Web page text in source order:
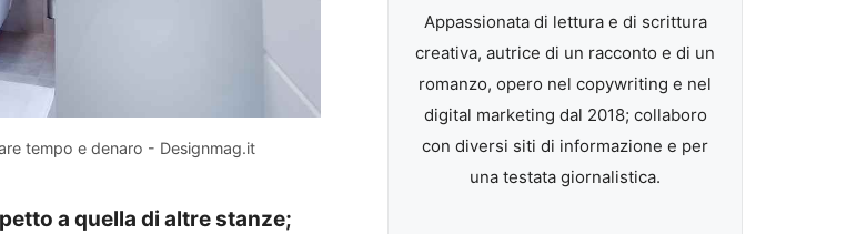
tempo e denaro - Designmag.it
a quella di altre stanze;
Appassionata di lettura e di scrittura
creativa, autrice di un racconto e di un
romanzo, opero nel copywriting e nel
digital marketing dal 2018; collaboro
con diversi siti di informazione e per
una testata giornalistica.